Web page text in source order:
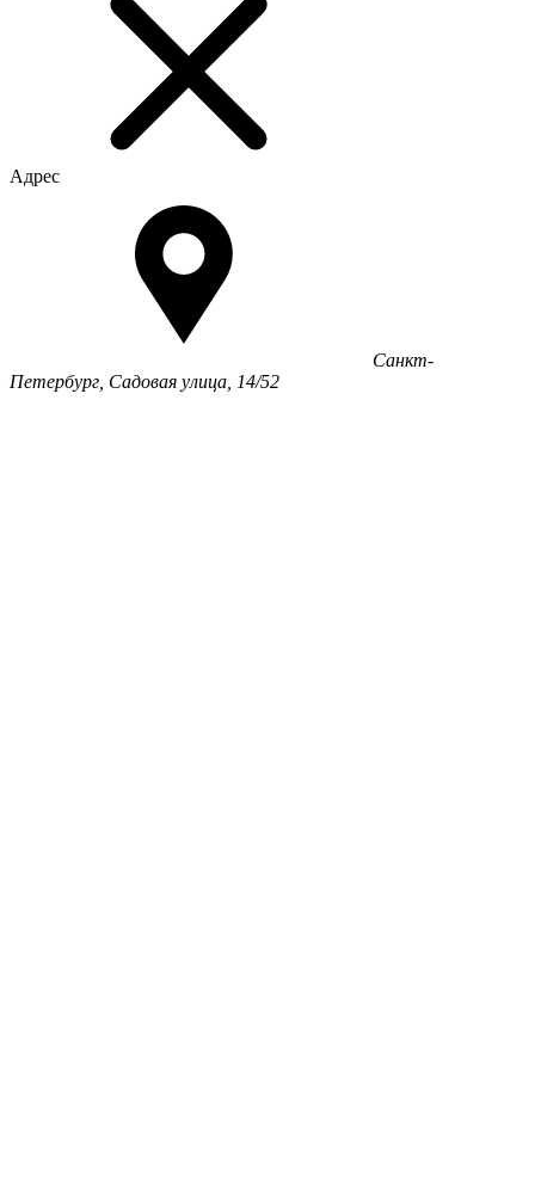
Адрес
Санкт-
Петербург, Садовая улица, 14/52